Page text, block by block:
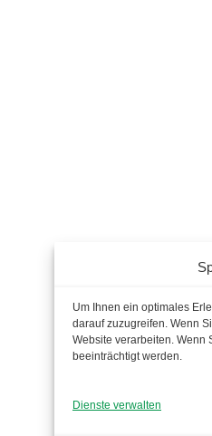
Um Ihnen ein optimales
darauf zuzugreifen. Wenn
Website verarbeiten. Wenn
beeinträchtigt werden.
Dienste verwalten